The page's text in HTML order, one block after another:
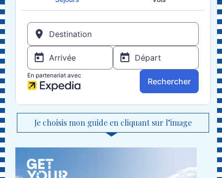
Je choisis mon guide en cliquant sur l’image